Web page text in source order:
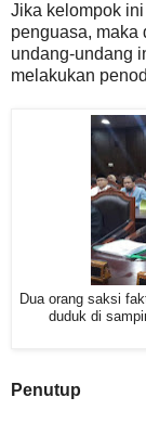
Jika kelompok
penguasa, maka
undang-undang
melakukan
Dua orang saksi
duduk di
Penutup